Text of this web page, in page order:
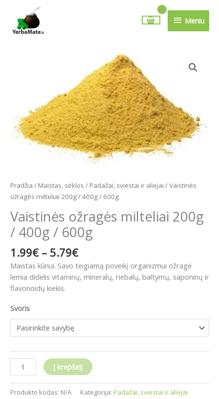
turinio
Meniu
Meniu
Pradžia / Maistas, sėklos / Padažai, sviestai ir aliejai / Vaistinės
ožragės milteliai 200g / 400g / 600g
Vaistinės ožragės milteliai 200g
/ 400g / 600g
1.99€ – 5.79€
range:
1.99€
through
5.79€
Maistas kūnui. Savo teigiamą poveikį organizmui ožragė
lemia didelis vitaminų, mineralų, riebalų, baltymų, saponinų ir
flavonoidų kiekis.
Svoris
400g
Į krepšelį
Produkto kodas: N/A Kategorija: Padažai, sviestai ir aliejai